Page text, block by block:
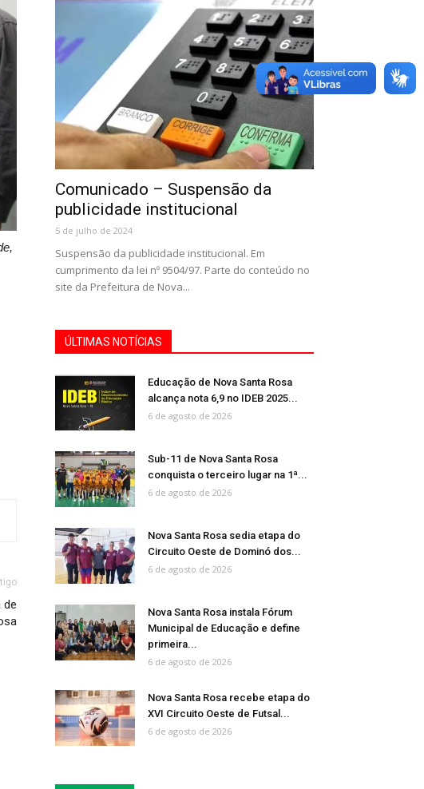
de
Comunicado – Suspensão da
publicidade institucional
5 de julho de 2024
Suspensão da publicidade institucional. Em
cumprimento da lei nº 9504/97. Parte do conteúdo no
site da Prefeitura de Nova...
ÚLTIMAS NOTÍCIAS
Educação de Nova Santa Rosa
alcança nota 6,9 no IDEB 2025...
6 de agosto de 2026
Sub-11 de Nova Santa Rosa
conquista o terceiro lugar na 1ª...
6 de agosto de 2026
Nova Santa Rosa sedia etapa do
Circuito Oeste de Dominó dos...
6 de agosto de 2026
Nova Santa Rosa instala Fórum
Municipal de Educação e define
primeira...
6 de agosto de 2026
Nova Santa Rosa recebe etapa do
XVI Circuito Oeste de Futsal...
6 de agosto de 2026